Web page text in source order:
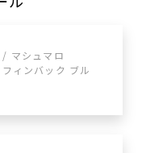
マシュマロ
ィンバック ブル